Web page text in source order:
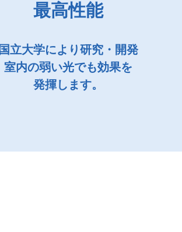
最高性能
国立大学により研究・開発
室内の弱い光でも効果を
発揮します。